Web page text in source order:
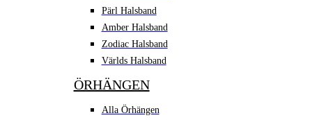
Pärl Halsband
Amber Halsband
Zodiac Halsband
Världs Halsband
ÖRHÄNGEN
Alla Örhängen